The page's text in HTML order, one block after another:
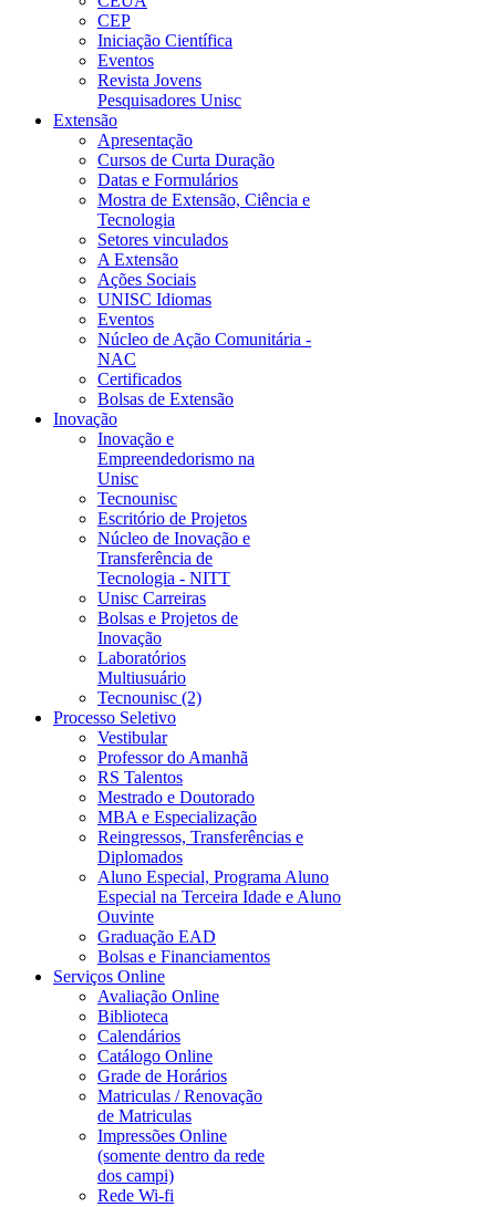
CEP
Iniciação Científica
Eventos
Revista Jovens
Pesquisadores Unisc
Extensão
Apresentação
Cursos de Curta Duração
Datas e Formulários
Mostra de Extensão, Ciência e
Tecnologia
Setores vinculados
A Extensão
Ações Sociais
UNISC Idiomas
Eventos
Núcleo de Ação Comunitária -
NAC
Certificados
Bolsas de Extensão
Inovação
Inovação e
Empreendedorismo na
Unisc
Tecnounisc
Escritório de Projetos
Núcleo de Inovação e
Transferência de
Tecnologia - NITT
Unisc Carreiras
Bolsas e Projetos de
Inovação
Laboratórios
Multiusuário
Tecnounisc (2)
Processo Seletivo
Vestibular
Professor do Amanhã
RS Talentos
Mestrado e Doutorado
MBA e Especialização
Reingressos, Transferências e
Diplomados
Aluno Especial, Programa Aluno
Especial na Terceira Idade e Aluno
Ouvinte
Graduação EAD
Bolsas e Financiamentos
Serviços Online
Avaliação Online
Biblioteca
Calendários
Catálogo Online
Grade de Horários
Matriculas / Renovação
de Matriculas
Impressões Online
(somente dentro da rede
dos campi)
Rede Wi-fi